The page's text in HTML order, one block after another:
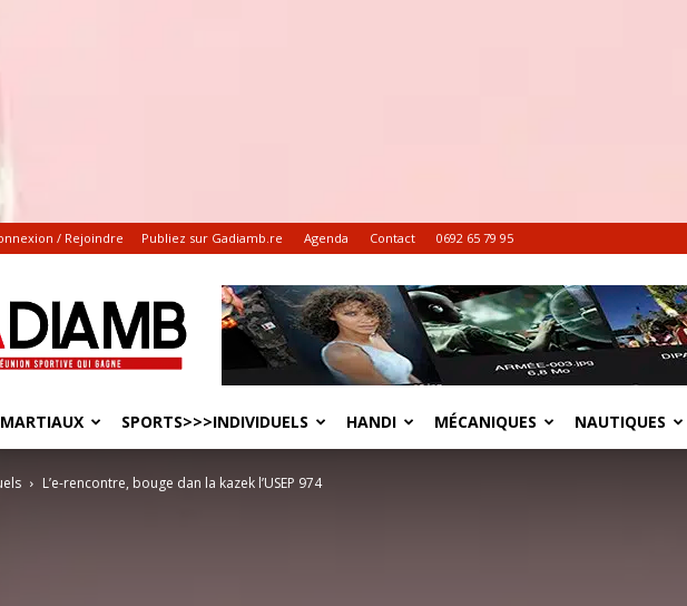
/ Rejoindre Publiez sur Gadiamb.re Agenda Contact 0692 65 79 95
Gadiamb.re
|
Actualités
sportives
SPORTS>>>INDIVIDUELS HANDI MÉCANIQUES NAUTIQUES
L’e-rencontre, bouge dan la kazek l’USEP 974